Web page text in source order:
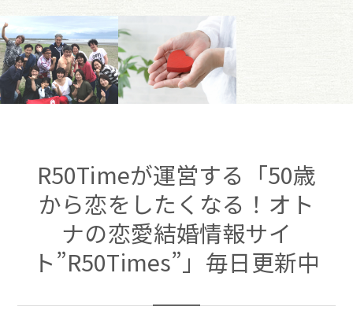
R50Timeが運営する「50歳
から恋をしたくなる！オト
ナの恋愛結婚情報サイ
ト”R50Times”」毎日更新中